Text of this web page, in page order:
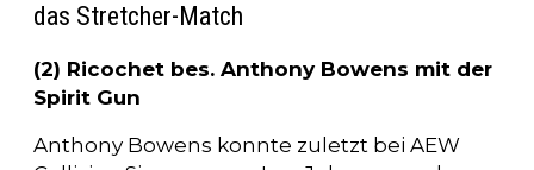
das Stretcher-Match
(2) Ricochet bes. Anthony Bowens mit der
Spirit Gun
Anthony Bowens konnte zuletzt bei AEW